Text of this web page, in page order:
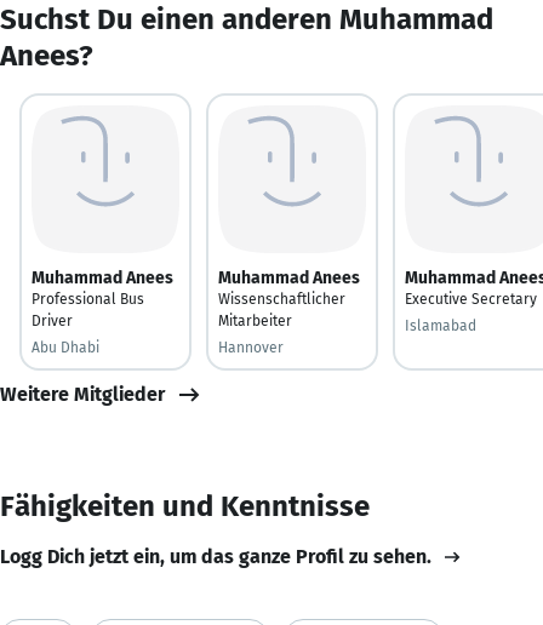
Suchst Du einen anderen Muhammad
Anees?
Muhammad Anees
Professional Bus
Driver
Abu Dhabi
Muhammad Anees
Wissenschaftlicher
Mitarbeiter
Hannover
Muhammad
Executive Secretary
Islamabad
Weitere Mitglieder
Fähigkeiten und Kenntnisse
Logg Dich jetzt ein, um das ganze Profil zu sehen.